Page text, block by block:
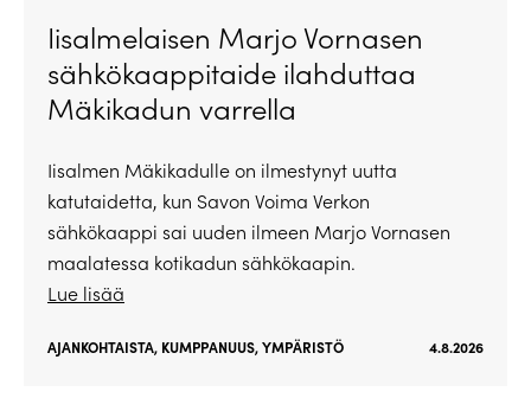
Iisalmelaisen Marjo Vornasen
sähkökaappitaide ilahduttaa
Mäkikadun varrella
Iisalmen Mäkikadulle on ilmestynyt uutta
katutaidetta, kun Savon Voima Verkon
sähkökaappi sai uuden ilmeen Marjo Vornasen
maalatessa kotikadun sähkökaapin.
Lue lisää
AJANKOHTAISTA, KUMPPANUUS,YMPÄRISTÖ 4.8.2026